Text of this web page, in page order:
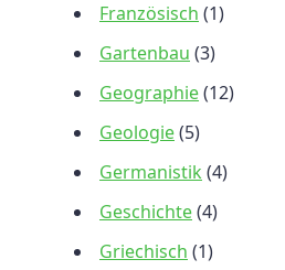
Französisch (1)
Gartenbau (3)
Geographie(12)
Geologie(5)
Germanistik (4)
Geschichte(4)
Griechisch (1)